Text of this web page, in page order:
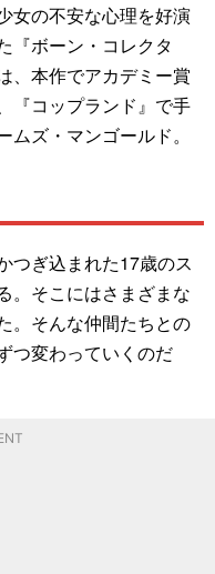
女の不安な心理を好演
『ボーン・コレクタ
、本作でアカデミー賞
『コップランド』で手
ズ・マンゴールド。
つぎ込まれた17歳のス
。そこにはさまざまな
。そんな仲間たちとの
つ変わっていくのだ